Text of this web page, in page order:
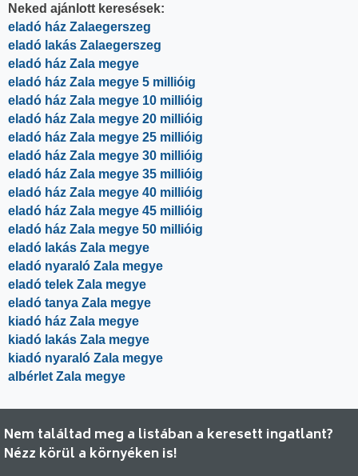
Neked ajánlott keresések:
eladó ház Zalaegerszeg
eladó lakás Zalaegerszeg
eladó ház Zala megye
eladó ház Zala megye 5 millióig
eladó ház Zala megye 10 millióig
eladó ház Zala megye 20 millióig
eladó ház Zala megye 25 millióig
eladó ház Zala megye 30 millióig
eladó ház Zala megye 35 millióig
eladó ház Zala megye 40 millióig
eladó ház Zala megye 45 millióig
eladó ház Zala megye 50 millióig
eladó lakás Zala megye
eladó nyaraló Zala megye
eladó telek Zala megye
eladó tanya Zala megye
kiadó ház Zala megye
kiadó lakás Zala megye
kiadó nyaraló Zala megye
albérlet Zala megye
Nem találtad meg a listában a keresett ingatlant?
Nézz körül a környéken is!